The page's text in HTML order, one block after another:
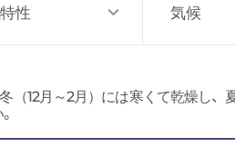
性 気候
12月～2月）には寒くて乾燥し